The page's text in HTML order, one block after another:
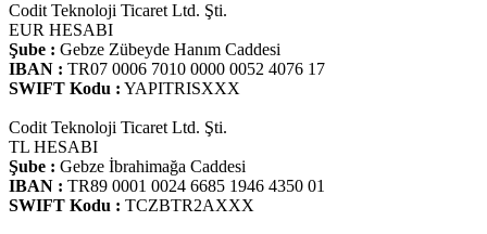
Codit Teknoloji Ticaret Ltd. Şti.
EUR HESABI
Şube : Gebze Zübeyde Hanım Caddesi
IBAN : TR07 0006 7010 0000 0052 4076 17
SWIFT Kodu : YAPITRISXXX
Codit Teknoloji Ticaret Ltd. Şti.
TL HESABI
Şube : Gebze İbrahimağa Caddesi
IBAN : TR89 0001 0024 6685 1946 4350 01
SWIFT Kodu : TCZBTR2AXXX